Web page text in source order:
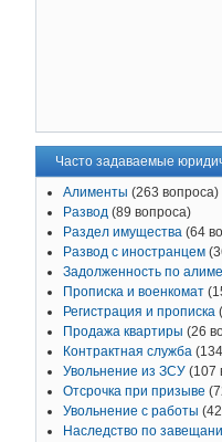
Часто задаваемые
Алименты (263 вопроса)
Развод (89 вопроса)
Раздел имущества (64
Развод с иностранцем
Задолженность по
Прописка и военкомат
Регистрация и прописка
Продажа квартиры (26
Контрактная служба
Увольнение из ЗСУ (107
Отсрочка при призыве
Увольнение с работы
Наследство по